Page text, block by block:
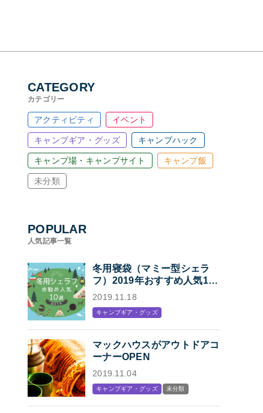
CATEGORY
カテゴリー
アクティビティ イベント
キャンプギア・グッズ キャンプハック
キャンプ場・キャンプサイト キャンプ飯
未分類
POPULAR
人気記事一覧
冬用寝袋（マミー型シェラ
フ）2019年おすすめ人気10
選「冬キャンプの寝袋はマミ
2019.11.18
キャンプギア・グッズ
マックハウスがアウトドアコ
ーナーOPEN
2019.11.04
キャンプギア・グッズ 未分類